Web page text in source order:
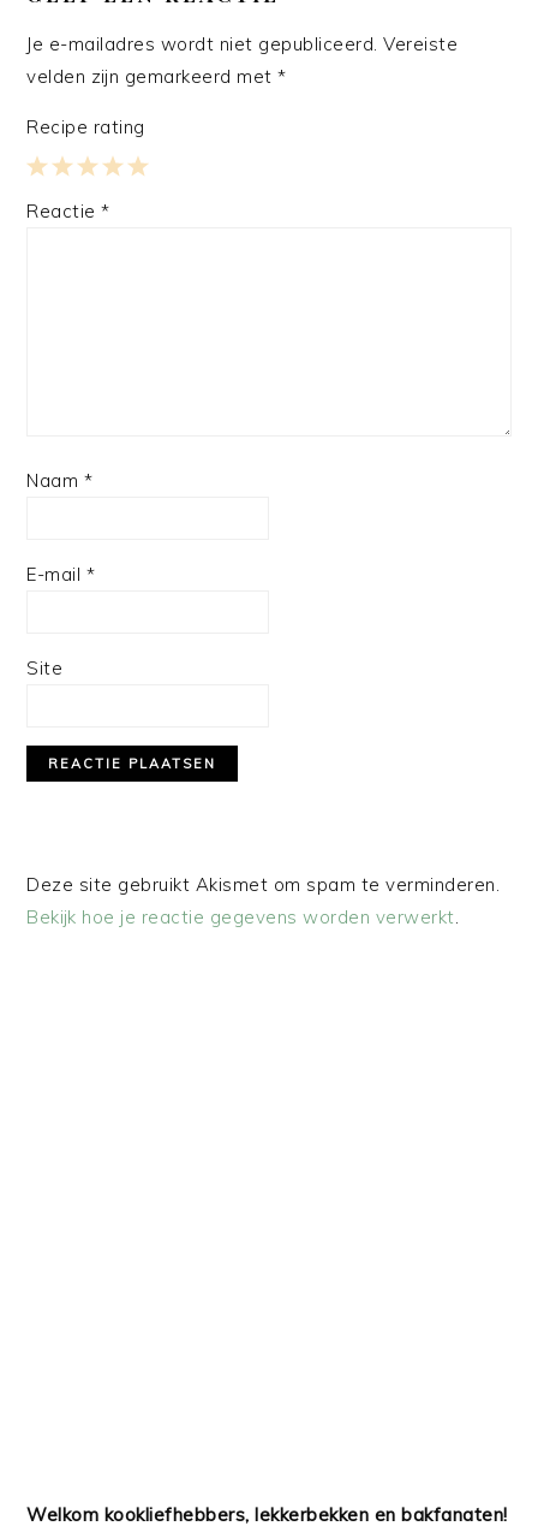
Je e-mailadres wordt niet gepubliceerd. Vereiste
velden zijn gemarkeerd met*
Recipe rating
4
3
2
1
Reactie*
Naam *
E-mail *
Site
Deze site gebruikt Akismet om spam te verminderen.
Bekijk hoe je reactie gegevens worden verwerkt.
Welkom kookliefhebbers, lekkerbekken en bakfanaten!